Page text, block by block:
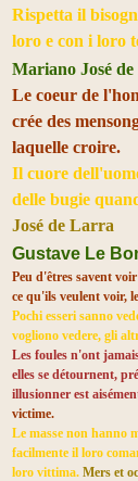
Rispetta il
loro e con i loro
Mariano José
Le coeur de
crée des
laquelle croire.
Il cuore
delle bugie
José de Larra
Gustave Le
Peu d'êtres savent
ce qu'ils veulent voir,
Pochi esseri sanno
vogliono vedere, gli
Les foules n'ont
elles se détournent,
illusionner est
victime.
Le masse non hanno
facilmente il loro
loro vittima. Mers et